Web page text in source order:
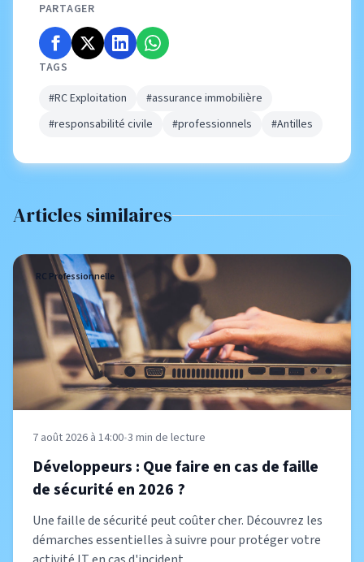
PARTAGER
TAGS
#RC Exploitation
#assurance immobilière
#responsabilité civile
#professionnels #Antilles
Articles similaires
RC Professionnelle
7 août 2026 à 14:00•3 min de lecture
Développeurs : Que faire en cas de faille
de sécurité en 2026 ?
Une faille de sécurité peut coûter cher. Découvrez les
démarches essentielles à suivre pour protéger votre